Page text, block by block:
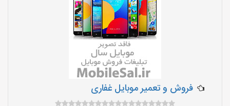
فروش و تعمیر موبایل غفاری